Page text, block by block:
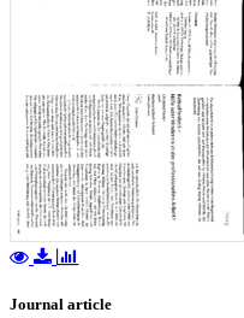
Journal article